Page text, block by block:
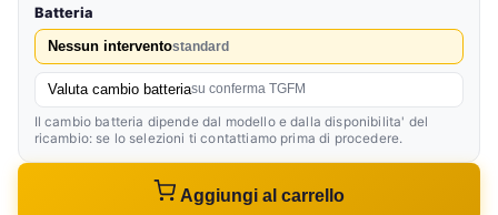
Batteria
Nessun interventostandard
Valuta cambio batteriasu conferma TGFM
Il cambio batteria dipende dal modello e dalla disponibilita' del
ricambio: se lo selezioni ti contattiamo prima di procedere.
Aggiungi al carrello